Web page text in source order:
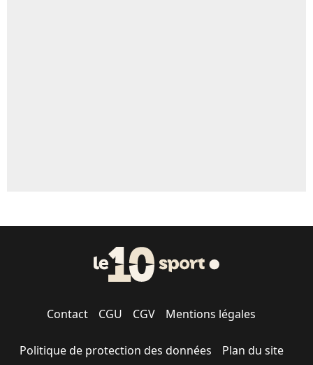
Contact CGU CGV Mentions légales
Politique de protection des données Plan du site